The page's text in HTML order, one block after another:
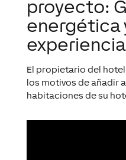
proyecto:
energética
El propietario del
los motivos de añadir
habitaciones de su